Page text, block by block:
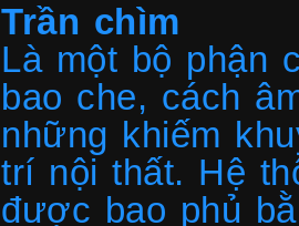
Trần chìm
Là một bộ phận
bao che, cách
những khiếm
trí nội thất. Hệ
được bao phủ